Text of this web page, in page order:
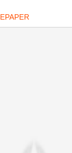
EPAPER